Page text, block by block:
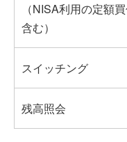
（NISA利用の定額
含む）
スイッチング
残高照会